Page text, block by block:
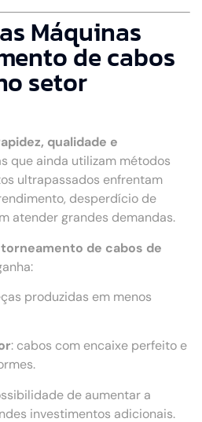
Máquinas
de cabos
setor
qualidade e
que ainda utilizam métodos
ultrapassados enfrentam
desperdício de
atender grandes demandas.
de cabos de
produzidas em menos
: cabos com encaixe perfeito e
de aumentar a
investimentos adicionais.